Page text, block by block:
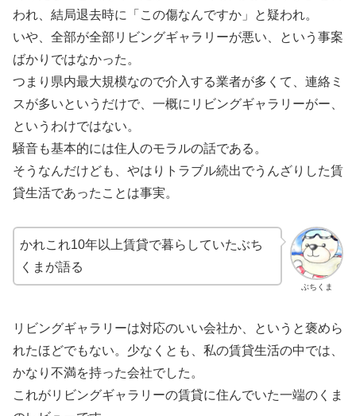
われ、結局退去時に「この傷なんですか」と疑われ。
いや、全部が全部リビングギャラリーが悪い、という事案
ばかりではなかった。
つまり県内最大規模なので介入する業者が多くて、連絡ミ
スが多いというだけで、一概にリビングギャラリーがー、
というわけではない。
騒音も基本的には住人のモラルの話である。
そうなんだけども、やはりトラブル続出でうんざりした賃
貸生活であったことは事実。
ぶちくま
かれこれ10年以上賃貸で暮らしていたぶち
くまが語る
リビングギャラリーは対応のいい会社か、というと褒めら
れたほどでもない。少なくとも、私の賃貸生活の中では、
かなり不満を持った会社でした。
これがリビングギャラリーの賃貸に住んでいた一端のくま